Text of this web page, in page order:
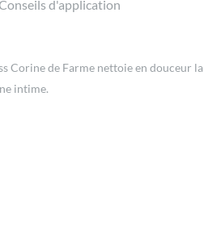
d'application
Corine de Farme nettoie en douceur
intime.